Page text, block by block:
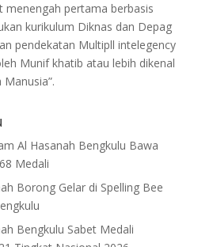
menengah pertama berbasis
kurikulum Diknas dan Depag
pendekatan Multipll intelegency
Munif khatib atau lebih dikenal
Manusia”.
Al Hasanah Bengkulu Bawa
Medali
Borong Gelar di Spelling Bee
Bengkulu Sabet Medali